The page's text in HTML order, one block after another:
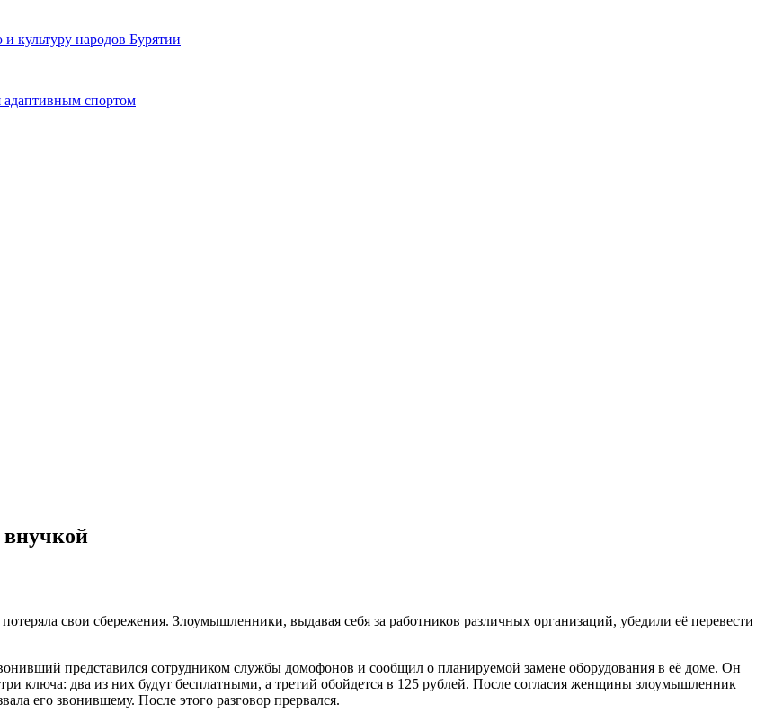
культуру народов Бурятии
адаптивным спортом
свои сбережения. Злоумышленники, выдавая себя за работников различных организаций, убедили её перевести
представился сотрудником службы домофонов и сообщил о планируемой замене оборудования в её доме. Он
ключа: два из них будут бесплатными, а третий обойдется в 125 рублей. После согласия женщины злоумышленник
его звонившему. После этого разговор прервался.